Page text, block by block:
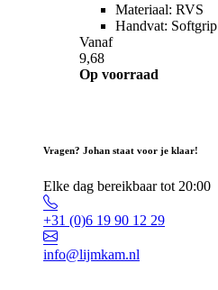
Materiaal: RVS
Handvat: Softgrip
Vanaf
9,68
Op voorraad
Vragen? Johan staat voor je klaar!
Elke dag bereikbaar tot 20:00
+31 (0)6 19 90 12 29
info@lijmkam.nl